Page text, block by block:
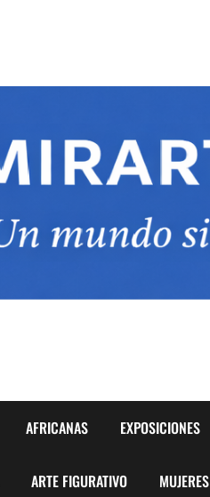
AFRICANAS EXPOSICIONES
ARTE FIGURATIVO MUJERES